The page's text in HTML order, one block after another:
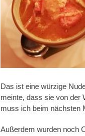
Das ist eine würzige
meinte, dass sie von der
muss ich beim nächsten
Außerdem wurden noch